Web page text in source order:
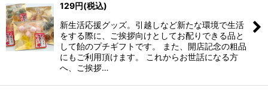
129円(税込)
新生活応援グッズ。引越しなど新たな環境で生活
をする際に、ご挨拶向けとしてお配りできる品と
して飴のプチギフトです。 また、開店記念の粗品
にもご利用頂けます。 これからお世話になる方
へ、ご挨拶…